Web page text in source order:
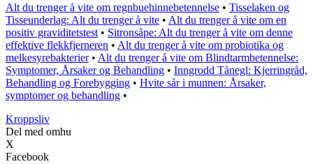
Alt du trenger å vite om regnbuehinnebetennelse • Tisselaken og
Tisseunderlag: Alt du trenger å vite • Alt du trenger å vite om en
positiv graviditetstest • Sitronsåpe: Alt du trenger å vite om denne
effektive flekkfjerneren • Alt du trenger å vite om probiotika og
melkesyrebakterier• Alt du trenger å vite om Blindtarmbetennelse:
Symptomer, Årsaker og Behandling • Inngrodd Tånegl: Kjerringråd,
Behandling og Forebygging • Hvite sår i munnen: Årsaker,
symptomer og behandling •
Kroppsliv
Del med omhu
X
Facebook